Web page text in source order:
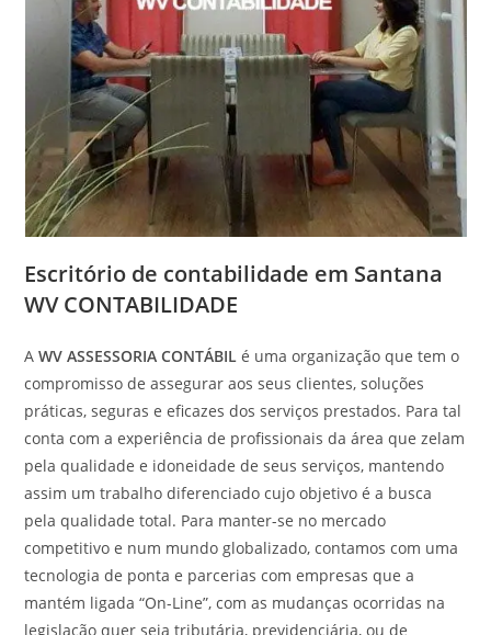
Escritório de contabilidade em Santana
WV CONTABILIDADE
AWV ASSESSORIA CONTÁBIL é uma organização que tem o
compromisso de assegurar aos seus clientes, soluções
práticas, seguras e eficazes dos serviços prestados. Para tal
conta com a experiência de profissionais da área que zelam
pela qualidade e idoneidade de seus serviços, mantendo
assim um trabalho diferenciado cujo objetivo é a busca
pela qualidade total. Para manter-se no mercado
competitivo e num mundo globalizado, contamos com uma
tecnologia de ponta e parcerias com empresas que a
mantém ligada “On-Line”, com as mudanças ocorridas na
legislação quer seja tributária, previdenciária, ou de